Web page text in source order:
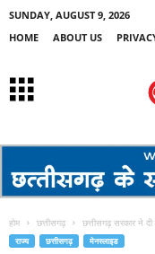
SUNDAY, AUGUST 9, 2026
HOME
ABOUT US
होम छत्तीसगढ़ छत्तीसगढ़ सरकार ने दी
राज्य छत्तीसगढ़ मेनस्लाइड